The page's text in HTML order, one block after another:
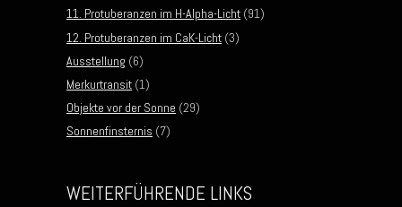
11. Protuberanzen im H-Alpha-Licht (91)
12. Protuberanzen im CaK-Licht (3)
Ausstellung (6)
Merkurtransit (1)
Objekte vor der Sonne (29)
Sonnenfinsternis (7)
WEITERFÜHRENDE LINKS